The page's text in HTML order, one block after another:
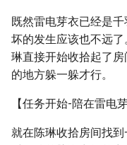
既然雷电芽衣已经是
坏的发生应该也不远
琳直接开始收拾起了
的地方躲一躲才行。
【任务开始-陪在雷电
就在陈琳收拾房间找